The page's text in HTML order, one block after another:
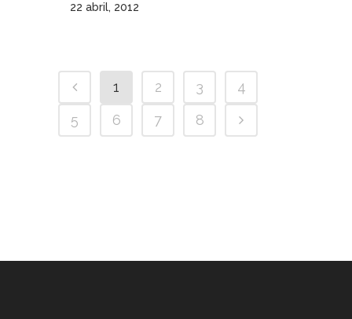
22 abril, 2012
1 2 3
4
5
6 7 8